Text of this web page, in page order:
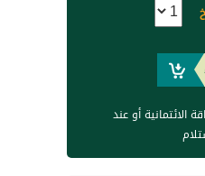
الائتمانية أو عند